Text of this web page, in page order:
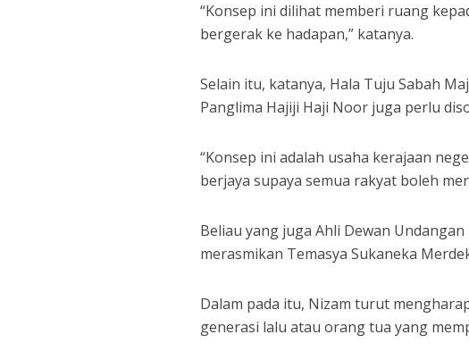
“Konsep ini dilihat memberi ruang
bergerak ke hadapan,” katanya.
Selain itu, katanya, Hala Tuju Sabah
Panglima Hajiji Haji Noor juga perlu
“Konsep ini adalah usaha kerajaan
berjaya supaya semua rakyat boleh
Beliau yang juga Ahli Dewan
merasmikan Temasya Sukaneka
Dalam pada itu, Nizam turut
generasi lalu atau orang tua yang